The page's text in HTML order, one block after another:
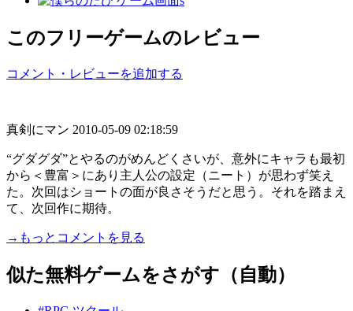
このフリーゲームのレビュー
コメント・レビューを追加する
真剣にマン 2010-05-09 02:18:59
“グダグダ”とやるのがめんどくさいが、意外にキャラも最初
から＜豊富＞にあり主人公の設定（ニート）が思わず笑え
た。次回はショートの面が良さそうだと思う。それを踏まえ
て、次回作に期待。
→もっとコメントを見る
似た無料ゲームをさがす（自動）